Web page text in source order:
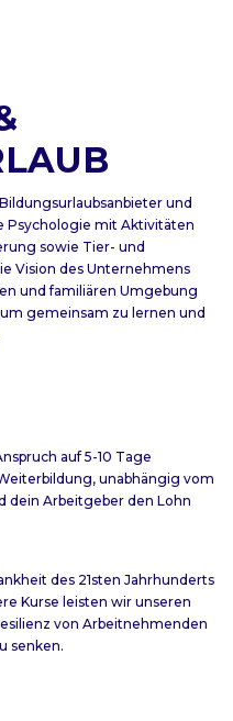
und
Psychologie mit Aktivitäten
sowie Tier- und
Vision des Unternehmens
und familiären Umgebung
gemeinsam zu lernen und
auf 5-10 Tage
unabhängig vom
dein Arbeitgeber den Lohn
des 21sten Jahrhunderts
Kurse leisten wir unseren
von Arbeitnehmenden
senken.